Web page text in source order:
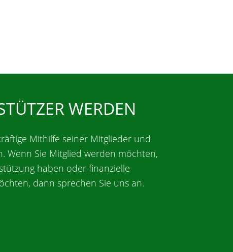
WERDEN
Mithilfe seiner Mitglieder und
Wenn Sie Mitglied werden möchten,
haben oder finanzielle
dann sprechen Sie uns an.